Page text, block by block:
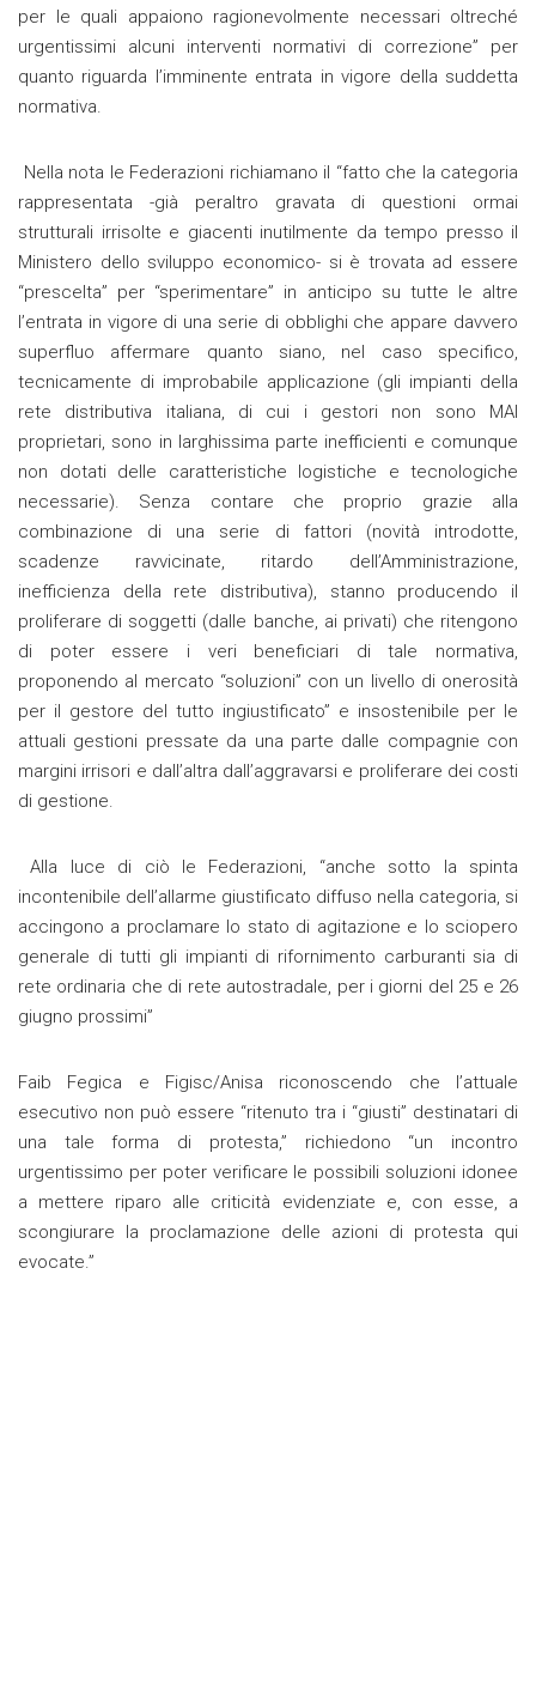
per le quali appaiono ragionevolmente necessari oltreché
urgentissimi alcuni interventi normativi di correzione” per
quanto riguarda l’imminente entrata in vigore della suddetta
normativa.
Nella nota le Federazioni richiamano il “fatto che la categoria
rappresentata -già peraltro gravata di questioni ormai
strutturali irrisolte e giacenti inutilmente da tempo presso il
Ministero dello sviluppo economico- si è trovata ad essere
“prescelta” per “sperimentare” in anticipo su tutte le altre
l’entrata in vigore di una serie di obblighi che appare davvero
superfluo affermare quanto siano, nel caso specifico,
tecnicamente di improbabile applicazione (gli impianti della
rete distributiva italiana, di cui i gestori non sono MAI
proprietari, sono in larghissima parte inefficienti e comunque
non dotati delle caratteristiche logistiche e tecnologiche
necessarie). Senza contare che proprio grazie alla
combinazione di una serie di fattori (novità introdotte,
scadenze ravvicinate, ritardo dell’Amministrazione,
inefficienza della rete distributiva), stanno producendo il
proliferare di soggetti (dalle banche, ai privati) che ritengono
di poter essere i veri beneficiari di tale normativa,
proponendo al mercato “soluzioni” con un livello di onerosità
per il gestore del tutto ingiustificato” e insostenibile per le
attuali gestioni pressate da una parte dalle compagnie con
margini irrisori e dall’altra dall’aggravarsi e proliferare dei costi
di gestione.
Alla luce di ciò le Federazioni, “anche sotto la spinta
incontenibile dell’allarme giustificato diffuso nella categoria, si
accingono a proclamare lo stato di agitazione e lo sciopero
generale di tutti gli impianti di rifornimento carburanti sia di
rete ordinaria che di rete autostradale, per i giorni del 25 e 26
giugno prossimi”
Faib Fegica e Figisc/Anisa riconoscendo che l’attuale
esecutivo non può essere “ritenuto tra i “giusti” destinatari di
una tale forma di protesta,” richiedono “un incontro
urgentissimo per poter verificare le possibili soluzioni idonee
a mettere riparo alle criticità evidenziate e, con esse, a
scongiurare la proclamazione delle azioni di protesta qui
evocate.”